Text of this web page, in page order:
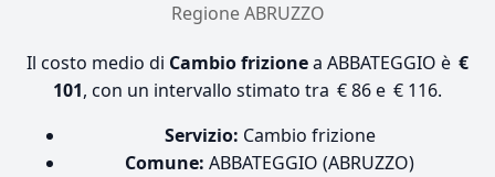
Regione ABRUZZO
Il costo medio di Cambio frizionea ABBATEGGIO è €
101, con un intervallo stimato tra € 86 e € 116.
Servizio: Cambio frizione
Comune: ABBATEGGIO (ABRUZZO)